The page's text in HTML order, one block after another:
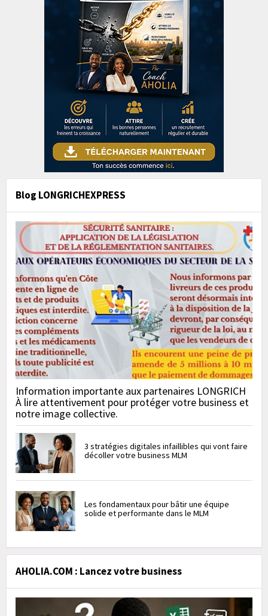
Blog LONGRICHEXPRESS
Information importante aux partenaires LONGRICH
À lire attentivement pour protéger votre business et
notre image collective.
3 stratégies digitales infaillibles qui vont faire
décoller votre business MLM
Les fondamentaux pour bâtir une équipe
solide et performante dans le MLM
AHOLIA.COM : Lancez votre business